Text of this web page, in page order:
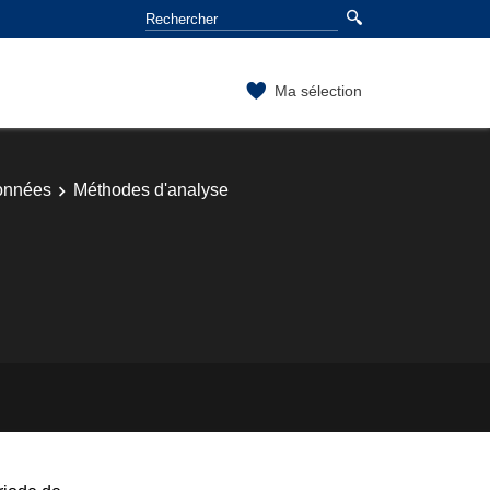
Ma sélection
Méthodes d'analyse